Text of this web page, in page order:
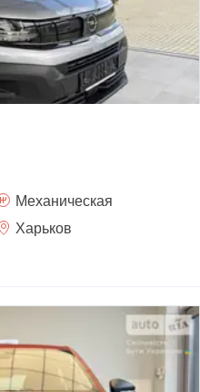
Механическая
Харьков